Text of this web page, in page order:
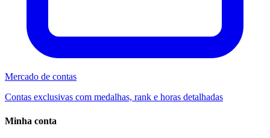
Mercado de contas
Contas exclusivas com medalhas, rank e horas detalhadas
Minha conta